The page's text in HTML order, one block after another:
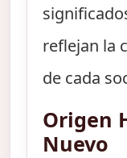
reflejan la
de cada
Origen
Nuevo